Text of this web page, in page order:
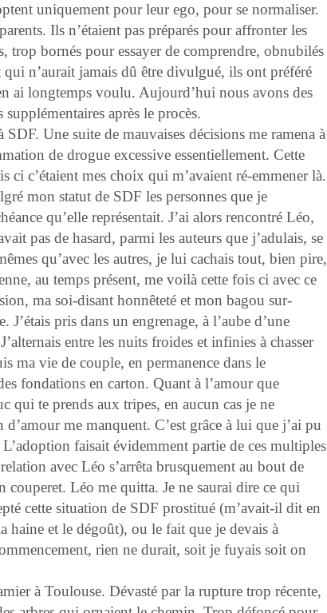
uniquement pour leur ego, pour se normaliser.
Ils n’étaient pas préparés pour affronter les
trop bornés pour essayer de comprendre, obnubilés
qui n’aurait jamais dû être divulgué, ils ont préféré
ai longtemps voulu. Aujourd’hui nous avons des
après le procès.
Une suite de mauvaises décisions me ramena à
de drogue excessive essentiellement. Cette
ci c’étaient mes choix qui m’avaient ré-emmener là.
mon statut de SDF les personnes que je
qu’elle représentait. J’ai alors rencontré Léo,
pas de hasard, parmi les auteurs que j’adulais, se
qu’avec les autres, je lui cachais tout, bien pire,
au temps présent, me voilà cette fois ci avec ce
ma soi-disant honnêteté et mon bagou sur-
pris dans un engrenage, à l’aube d’une
entre les nuits froides et infinies à chasser
ma vie de couple, en permanence dans le
fondations en carton. Quant à l’amour que
qui te prends aux tripes, en aucun cas je ne
me manquent. C’est grâce à lui que j’ai pu
faisait évidemment partie de ces multiples
avec Léo s’arrêta brusquement au bout de
Léo me quitta. Je ne saurai dire ce qui
cette situation de SDF prostitué (m’avait-il dit en
haine et le dégoût), ou le fait que je devais à
rien ne durait, soit je fuyais soit on
à Toulouse. Dévasté par la rupture trop récente,